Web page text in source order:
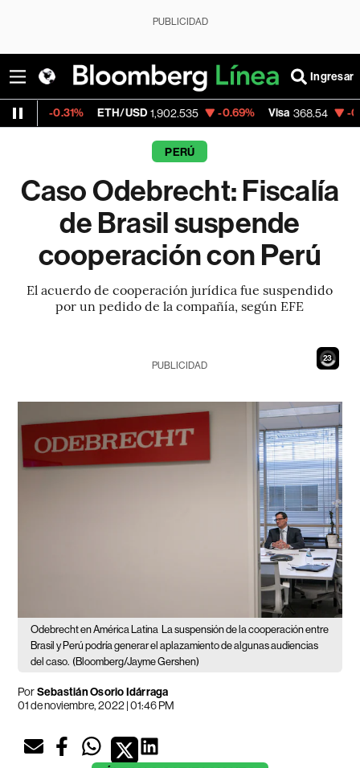
PUBLICIDAD
Ingresar
ETH/USD 1,902.535 -0.69% Visa 368.54 -0.28%
PERÚ
Caso Odebrecht: Fiscalía
de Brasil suspende
cooperación con Perú
El acuerdo de cooperación jurídica fue suspendido
por un pedido de la compañía, según EFE
21
PUBLICIDAD
Odebrecht en América Latina
La suspensión de la cooperación entre
Brasil y Perú podría generar el aplazamiento de algunas audiencias
del caso. (Bloomberg/Jayme Gershen)
PorSebastián Osorio Idárraga
01 de noviembre, 2022 | 01:46 PM